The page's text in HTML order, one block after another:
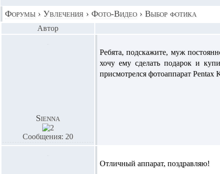
Форумы › Увлечения › Фото-Видео › Выбор фотика
Автор
Sienna
Сообщения: 20
Ребята, подскажите, муж
хочу ему сделать подарок и
присмотрелся фотоаппарат
Отличный аппарат, поздравляю!